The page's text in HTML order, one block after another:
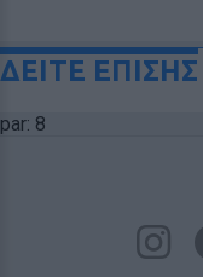
ΔΕΙΤΕ ΕΠΙΣΗΣ
par: 8